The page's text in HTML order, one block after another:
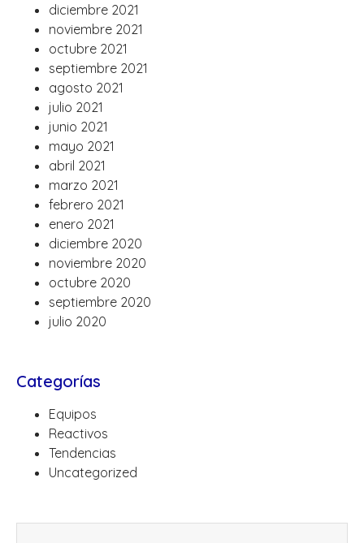
diciembre 2021
noviembre 2021
octubre 2021
septiembre 2021
agosto 2021
julio 2021
junio 2021
mayo 2021
abril 2021
marzo 2021
febrero 2021
enero 2021
diciembre 2020
noviembre 2020
octubre 2020
septiembre 2020
julio 2020
Categorías
Equipos
Reactivos
Tendencias
Uncategorized